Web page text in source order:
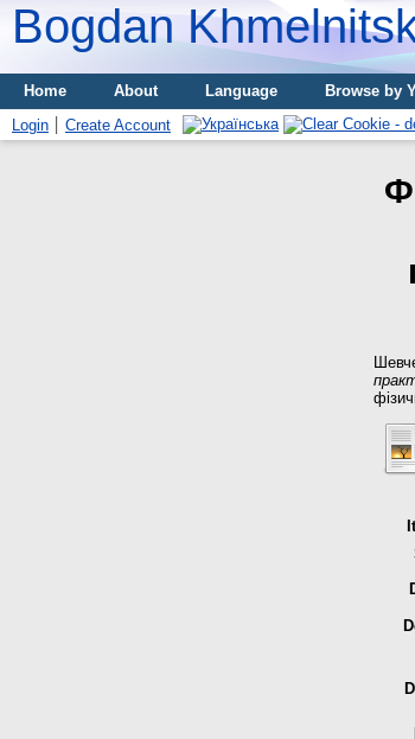
Bogdan
Home About Language Browse by
Login
Create Account